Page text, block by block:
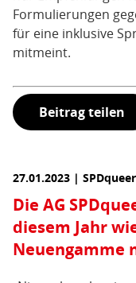
Formulierungen
für eine inklusive
mitmeint.
Beitrag teilen
27.01.2023 |
Die AG
diesem Jahr
Neuengamme